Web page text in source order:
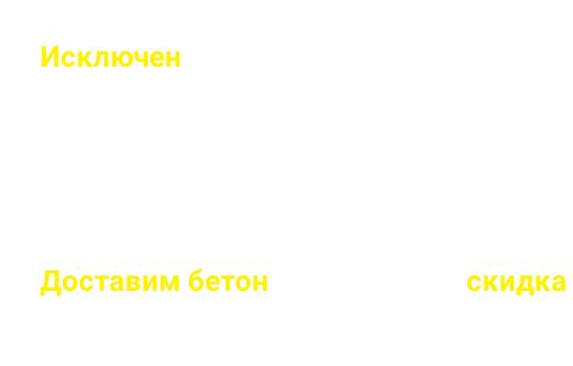
Исключен
Доставим бетон скидка